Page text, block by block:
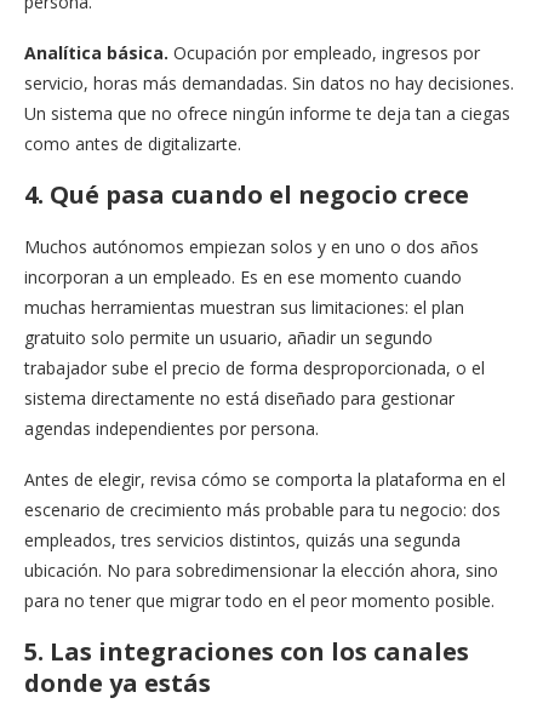
Analítica básica. Ocupación por empleado, ingresos por
servicio, horas más demandadas. Sin datos no hay decisiones.
Un sistema que no ofrece ningún informe te deja tan a ciegas
como antes de digitalizarte.
4. Qué pasa cuando el negocio crece
Muchos autónomos empiezan solos y en uno o dos años
incorporan a un empleado. Es en ese momento cuando
muchas herramientas muestran sus limitaciones: el plan
gratuito solo permite un usuario, añadir un segundo
trabajador sube el precio de forma desproporcionada, o el
sistema directamente no está diseñado para gestionar
agendas independientes por persona.
Antes de elegir, revisa cómo se comporta la plataforma en el
escenario de crecimiento más probable para tu negocio: dos
empleados, tres servicios distintos, quizás una segunda
ubicación. No para sobredimensionar la elección ahora, sino
para no tener que migrar todo en el peor momento posible.
5. Las integraciones con los canales
donde ya estás